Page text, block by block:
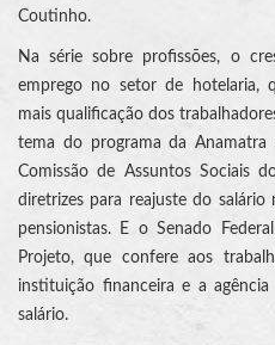
Coutinho.
Na série sobre profissões, o
emprego no setor de hotelaria,
mais qualificação dos
tema do programa da
Comissão de Assuntos Sociais
diretrizes para reajuste do
pensionistas. E o Senado
Projeto, que confere aos
instituição financeira e a
salário.